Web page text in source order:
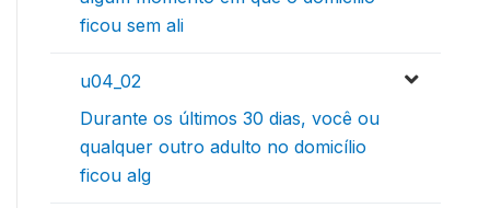
ficou sem ali
u04_02
Durante os últimos 30 dias, você ou
qualquer outro adulto no domicílio
ficou alg